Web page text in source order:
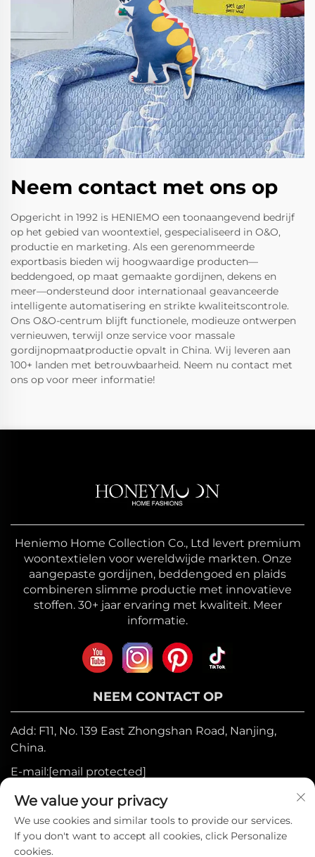
Neem contact met ons op
Opgericht in 1992 is HENIEMO een toonaangevend bedrijf
op het gebied van woontextiel, gespecialiseerd in O&O,
productie en marketing. Als een gerenommeerde
exportbasis bieden wij hoogwaardige producten—
beddengoed, op maat gemaakte gordijnen, dekens en
meer—ondersteund door internationaal geavanceerde
intelligente automatisering en strikte kwaliteitscontrole.
Ons O&O-centrum blijft functionele, modieuze ontwerpen
vernieuwen, terwijl onze service voor massale
gordijnopmaatproductie opvalt in China. Wij leveren aan
100+ landen met betrouwbaarheid. Neem nu contact met
ons op voor meer informatie!
Heniemo Home Collection Co., Ltd levert premium
woontextielen voor wereldwijde markten. Onze
aangepaste gordijnen, beddengoed en plaids
combineren slimme productie met innovatieve
stoffen. 30+ jaar ervaring met kwaliteit. Meer
informatie.
NEEM CONTACT OP
Add: F11, No. 139 East Zhongshan Road, Nanjing,
China.
E-mail:[email protected]
Mobiel:+86-17327710449
Tel:+86-025-84573776
We value your privacy
We use cookies and similar tools to provide our services.
If you don't want to accept all cookies, click Personalize
cookies.